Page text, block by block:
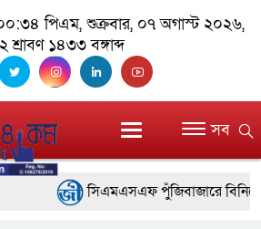
পিএম, শুক্রবার, ০৭ অগাস্ট ২০২৬,
শ্রাবণ ১৪৩৩ বঙ্গাব্দ
সব
সিএমএসএফ পুঁজিবাজারে